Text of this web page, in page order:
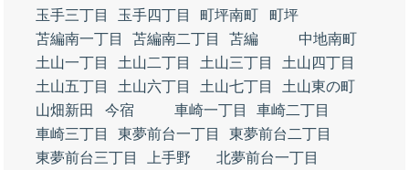
玉手三丁目
玉手四丁目 町坪南町
町坪
苫編南一丁目
苫編南二丁目 苫編
中地南町
土山一丁目
土山二丁目 土山三丁目
土山四丁目
土山五丁目
土山六丁目 土山七丁目
土山東の町
山畑新田
今宿 車崎一丁目
車崎二丁目
車崎三丁目
東夢前台一丁目
東夢前台二丁目
東夢前台三丁目
上手野
北夢前台一丁目